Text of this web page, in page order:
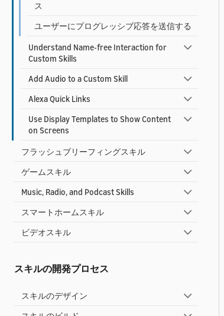
ス
ユーザーにプログレッシブ応答を送信する
Understand Name-free Interaction for
Custom Skills
Add Audio to a Custom Skill
Alexa Quick Links
Use Display Templates to Show Content
on Screens
フラッシュブリーフィングスキル
ゲームスキル
Music, Radio, and Podcast Skills
スマートホームスキル
ビデオスキル
スキルの開発プロセス
スキルのデザイン